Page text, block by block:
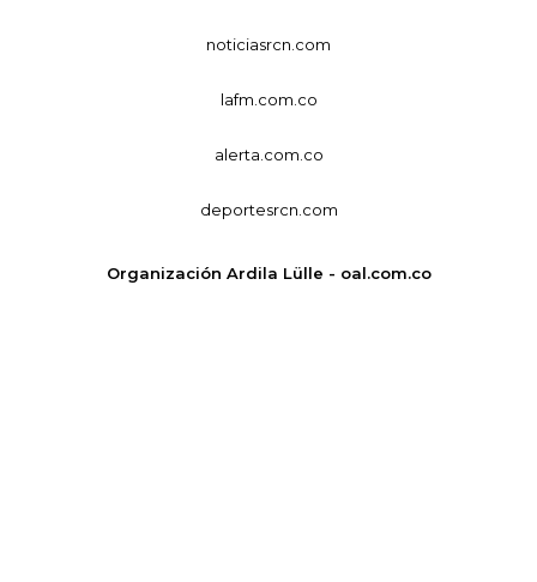
noticiasrcn.com
lafm.com.co
alerta.com.co
deportesrcn.com
Organización Ardila Lülle - oal.com.co